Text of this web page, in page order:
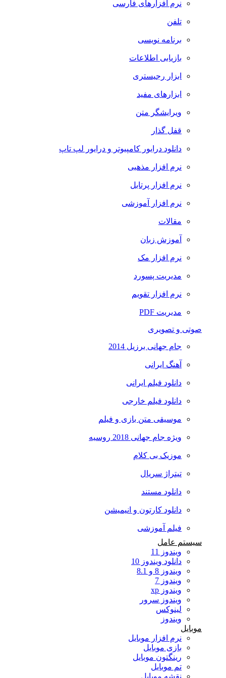
نرم افزارهای فارسی
تلفن
برنامه نویسی
بازیابی اطلاعات
ابزار رجیستری
ابزارهای مفید
ویرایشگر متن
قفل گذار
دانلود درایور کامپیوتر و درایور لپ تاپ
نرم افزار مذهبی
نرم افزار پرتابل
نرم افزار آموزشی
مقالات
آموزش زبان
نرم افزار مک
مدیریت پسورد
نرم افزار تقویم
مدیریت PDF
صوتی و تصویری
جام جهانی برزیل 2014
آهنگ ایرانی
دانلود فیلم ایرانی
دانلود فیلم خارجی
موسیقی متن بازی و فیلم
ویژه جام جهانی 2018 روسیه
موزیک بی کلام
تیتراژ سریال
دانلود مستند
دانلود کارتون و انیمیشن
فیلم آموزشی
سیستم عامل
ویندوز 11
دانلود ویندوز 10
ویندوز 8 و 8.1
ویندوز 7
ویندوز xp
ویندوز سرور
لینوکس
ویندوز
موبایل
نرم افزار موبایل
بازی موبایل
رینگتون موبایل
تم موبایل
نقشه موبایل